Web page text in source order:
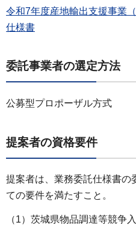
令和7年度産地輸出支援事業
仕様書
委託事業者の選定方法
公募型プロポーザル方式
提案者の資格要件
提案者は、業務委託仕様書の
ての要件を満たすこと。
（1）茨城県物品調達等競争